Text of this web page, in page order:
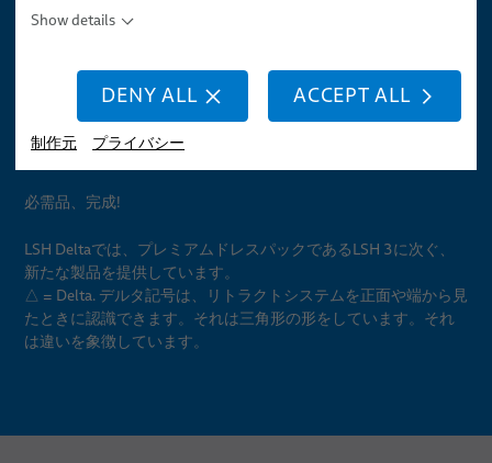
すぐに統合できるロボット & 試運転
ドレスパックサービス
応用分野
オートメーションとドライブ
ロボット
ニュース
販売網
SETTINGS
最新鋭のロボットドレスパッ
クシステム
必需品、完成!
LSH Deltaでは、プレミアムドレスパックであるLSH 3に次ぐ、
新たな製品を提供しています。
△ = Delta. デルタ記号は、リトラクトシステムを正面や端から見
たときに認識できます。それは三角形の形をしています。それ
は違いを象徴しています。
Show details
DENY ALL ACCEPT ALL
制作元 プライバシー